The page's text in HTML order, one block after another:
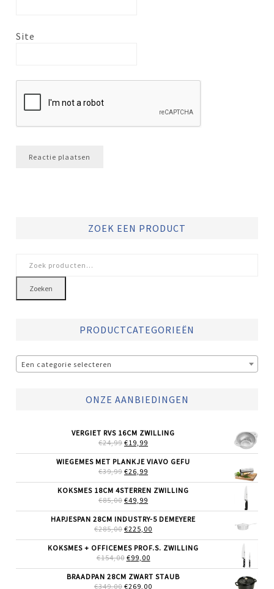
Site
ZOEK EEN PRODUCT
naar:
Zoeken
PRODUCTCATEGORIEËN
Een categorie selecteren
ONZE AANBIEDINGEN
VERGIET RVS 16CM ZWILLING
€24,99 OORSPRONKELIJKE
WAS:
€24,99.
€19,99
IS:
WIEGEMES MET PLANKJE VIAVO GEFU
€39,99 OORSPRONKELIJKE
WAS:
€39,99.
€26,99
IS:
KOKSMES 18CM 4STERREN ZWILLING
€85,00 OORSPRONKELIJKE
WAS:
€85,00.
€49,99
IS:
€49,99.
HAPJESPAN 28CM INDUSTRY-5 DEMEYERE
€285,00 OORSPRONKELIJKE
WAS:
€285,00.
€225,00
IS:
KOKSMES + OFFICEMES PROF.S. ZWILLING
€154,00 OORSPRONKELIJKE
WAS:
€154,00.
€99,00HUIDIGE
IS:
€99,00.
BRAADPAN 28CM ZWART STAUB
€349,00 OORSPRONKELIJKE
€269,00